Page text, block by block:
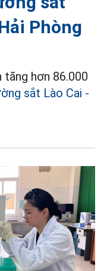
Phòng
tăng hơn 86.000
sắt Lào Cai -